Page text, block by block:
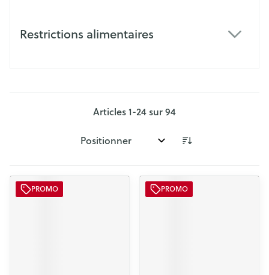
Restrictions alimentaires
Articles1-24sur94
Trier par:
PROMO PROMO